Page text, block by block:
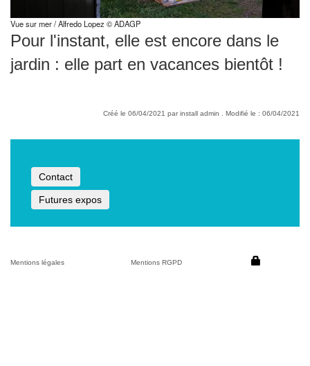
Vue sur mer / Alfredo Lopez © ADAGP
Pour l'instant, elle est encore dans le
jardin : elle part en vacances bientôt !
Créé le 06/04/2021 par install admin . Modifié le : 06/04/2021
Contact
Futures expos
Mentions légales Mentions RGPD